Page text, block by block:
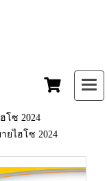
โซ 2024
ไฮโซ 2024